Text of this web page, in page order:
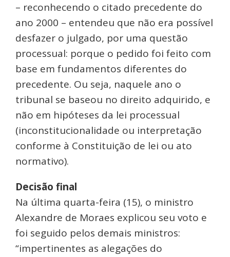
– reconhecendo o citado precedente do
ano 2000 – entendeu que não era possível
desfazer o julgado, por uma questão
processual: porque o pedido foi feito com
base em fundamentos diferentes do
precedente. Ou seja, naquele ano o
tribunal se baseou no direito adquirido, e
não em hipóteses da lei processual
(inconstitucionalidade ou interpretação
conforme à Constituição de lei ou ato
normativo).
Decisão final
Na última quarta-feira (15), o ministro
Alexandre de Moraes explicou seu voto e
foi seguido pelos demais ministros:
“impertinentes as alegações do